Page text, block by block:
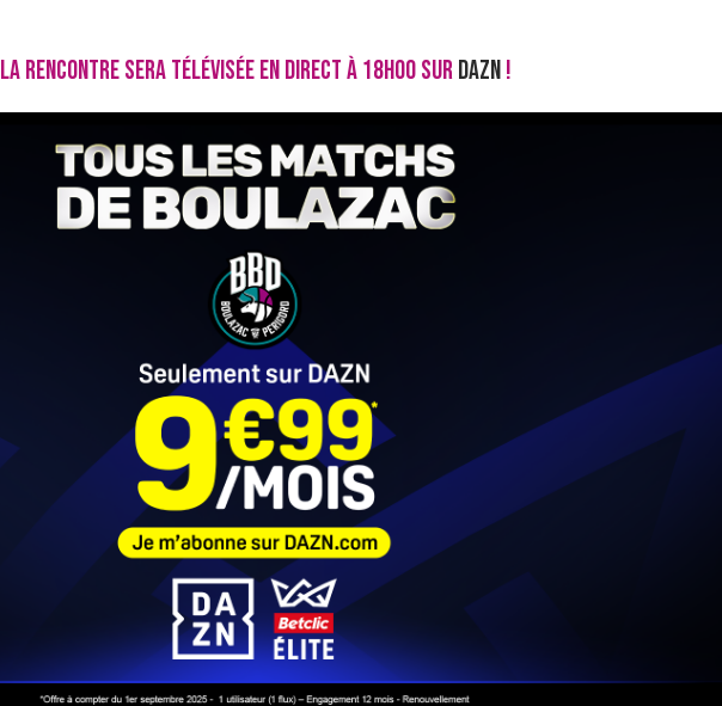
LA RENCONTRE SERA TÉLÉVISÉE EN DIRECT À 18H00 SURDAZN!